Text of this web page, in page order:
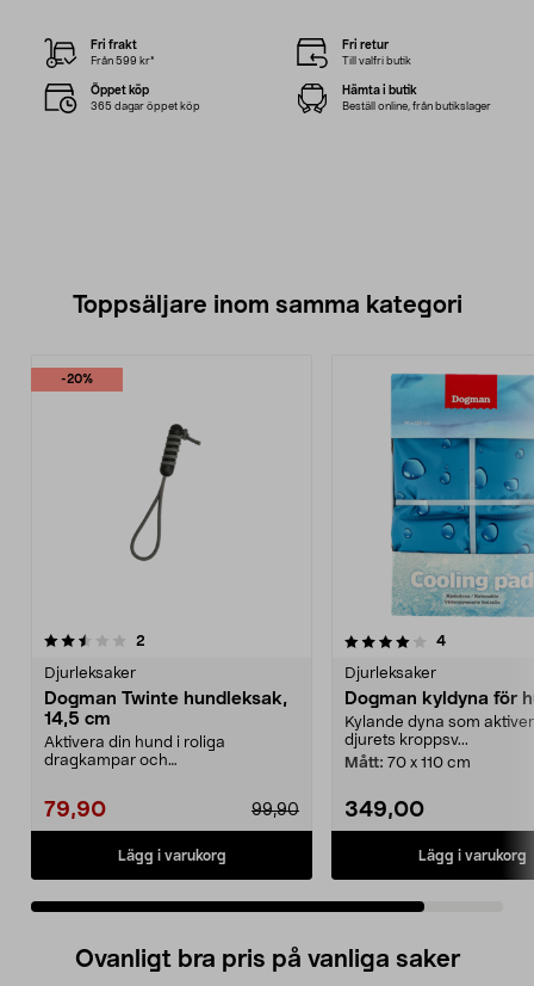
Fri frakt
Från 599 kr*
Fri retur
Till valfri butik
Öppet köp
365 dagar öppet köp
Hämta i butik
Beställ online, från butikslager
Toppsäljare inom samma kategori
-20%
2
Djurleksaker
Dogman Twinte hundleksak,
14,5 cm
Aktivera din hund i roliga
dragkampar och
79,90 99,90
Lägg i varukorg
4.0 av 5 stjärnor 4recensioner
Djurleksaker
Dogman kyldyna för
Kylande dyna som
djurets kroppsv...
Mått: 70 x 110 cm
349,00
Lägg i varukorg
Ovanligt bra pris på vanliga saker